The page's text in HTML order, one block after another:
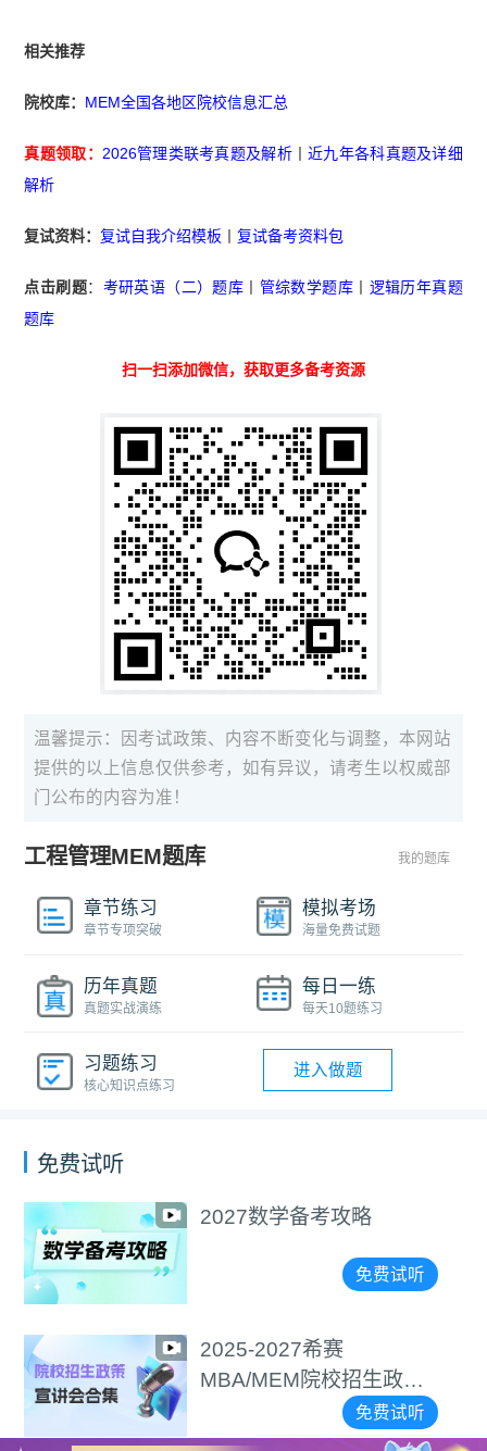
相关推荐
院校库： MEM全国各地区院校信息汇总
真题领取： 2026管理类联考真题及解析丨近九年各科真题及详细
解析
复试资料：复试自我介绍模板 丨复试备考资料包
点击刷题： 考研英语（二）题库 管综数学题库
逻辑历年真题
题库
扫一扫添加微信，获取更多备考资源
温馨提示：因考试政策、内容不断变化与调整，本网站
提供的以上信息仅供参考，如有异议，请考生以权威部
门公布的内容为准！
工程管理MEM题库 我的题库
章节练习
章节专项突破
模拟考场
海量免费试题
历年真题
真题实战演练
每日一练
每天10题练习
习题练习
核心知识点练习
进入做题
免费试听
2027数学备考攻略
免费试听
2025-2027希赛
MBA/MEM院校招生政策
免费试听